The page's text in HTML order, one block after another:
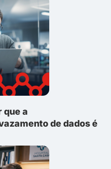
que a
de dados é